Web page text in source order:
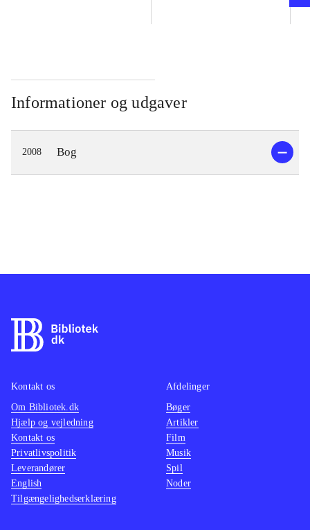
Informationer og udgaver
2008 Bog
Kontakt os
Om Bibliotek.dk
Hjælp og vejledning
Kontakt os
Privatlivspolitik
Leverandører
English
Tilgængelighedserklæring
Afdelinger
Bøger
Artikler
Film
Musik
Spil
Noder